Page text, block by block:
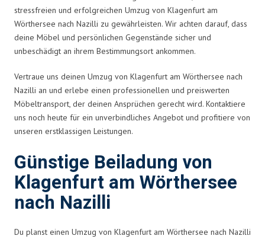
stressfreien und erfolgreichen Umzug von Klagenfurt am
Wörthersee nach Nazilli zu gewährleisten. Wir achten darauf, dass
deine Möbel und persönlichen Gegenstände sicher und
unbeschädigt an ihrem Bestimmungsort ankommen.
Vertraue uns deinen Umzug von Klagenfurt am Wörthersee nach
Nazilli an und erlebe einen professionellen und preiswerten
Möbeltransport, der deinen Ansprüchen gerecht wird. Kontaktiere
uns noch heute für ein unverbindliches Angebot und profitiere von
unseren erstklassigen Leistungen.
Günstige Beiladung von
Klagenfurt am Wörthersee
nach Nazilli
Du planst einen Umzug von Klagenfurt am Wörthersee nach Nazilli